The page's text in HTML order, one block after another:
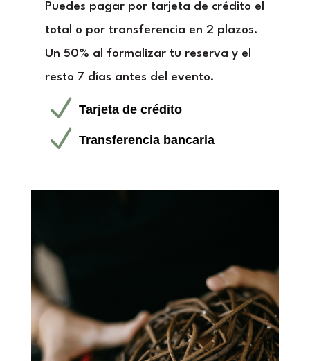
Puedes pagar por tarjeta de crédito el
total o por transferencia en 2 plazos.
Un 50% al formalizar tu reserva y el
resto 7 días antes del evento.
N Tarjeta de crédito
N Transferencia bancaria